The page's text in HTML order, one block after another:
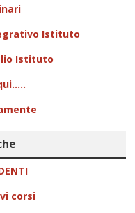
Istituto
Istituto
corsi